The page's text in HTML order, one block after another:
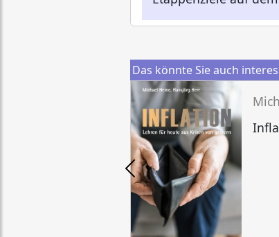
Das könnte Sie auch